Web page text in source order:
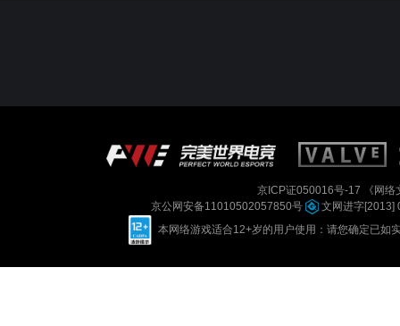
京ICP证050016号-17
《网
京公网安备11010502057850号
文网进字[2013]
本网络游戏适合12+岁的用户使用：请您确定已如